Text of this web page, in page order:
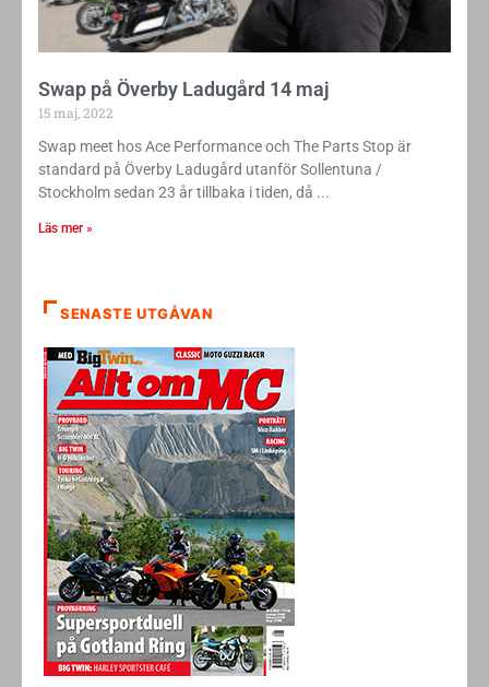
Swap på Överby Ladugård 14 maj
15 maj, 2022
Swap meet hos Ace Performance och The Parts Stop är
standard på Överby Ladugård utanför Sollentuna /
Stockholm sedan 23 år tillbaka i tiden, då
Läs mer »
SENASTE UTGÅVAN